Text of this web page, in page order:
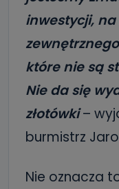
inwestycji,
które nie są
Nie da się
złotówki–
burmistrz
Nie oznacza